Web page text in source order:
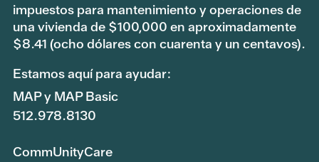
impuestos para mantenimiento y operaciones de
una vivienda de $100,000 en aproximadamente
$8.41 (ocho dólares con cuarenta y un centavos).
Estamos aquí para ayudar:
MAP y MAP Basic
512.978.8130
CommUnityCare